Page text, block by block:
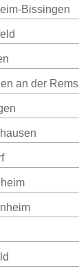
Bissingen
an der Rems